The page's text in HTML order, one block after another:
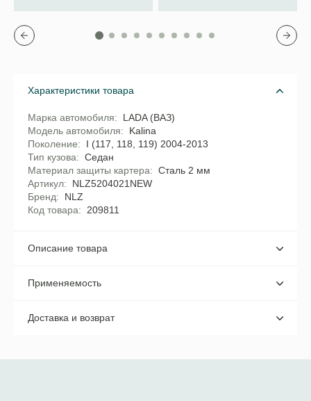
Характеристики товара
Марка автомобиля
LADA (ВАЗ)
Модель автомобиля
Kalina
Поколение
I (117, 118, 119) 2004-2013
Тип кузова
Седан
Материал защиты картера
Сталь 2 мм
Артикул
NLZ5204021NEW
Бренд
NLZ
Код товара
209811
Описание товара
Применяемость
Доставка и возврат